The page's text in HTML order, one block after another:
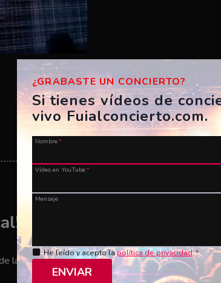
¡Envía tu vídeo ahora!
la música y amantes de los conciertos en vivo!
¿GRABASTE UN CONCIERTO?
Si tienes vídeos de
vivo Fuialconcierto.com.
Nombre*
Vídeo en YouTube*
Mensaje
He leído y acepto lapolítica de privacidad.*
ENVIAR